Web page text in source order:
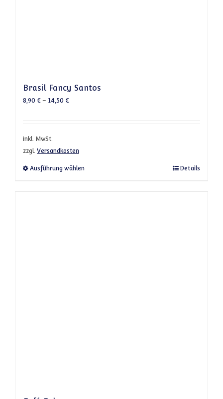
Brasil Fancy Santos
8,90 €– 14,50 €
inkl. MwSt.
zzgl. Versandkosten
Ausführung wählen Dieses Produkt weist mehrere Varianten
Details